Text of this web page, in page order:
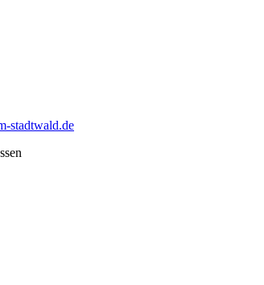
stadtwald.de